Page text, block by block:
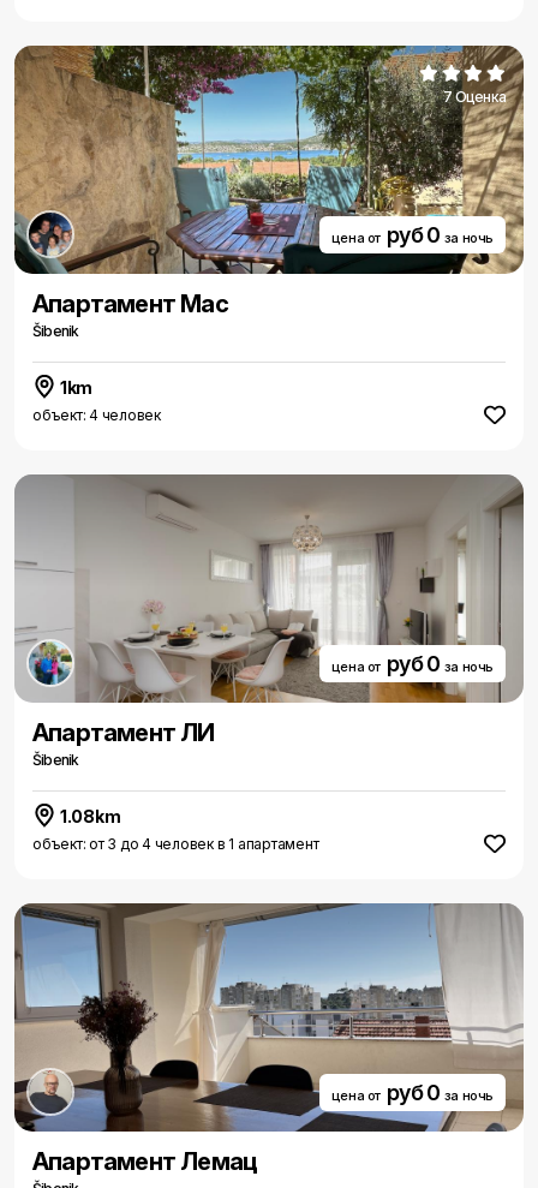
7 Оценка
цена от руб 0 за ночь
Aпартамент Мас
Šibenik
1km
объект: 4 человек
цена от руб 0 за ночь
Aпартамент ЛИ
Šibenik
1.08km
объект: от 3 до 4 человек в 1 апартамент
цена от руб 0 за ночь
Aпартамент Лемац